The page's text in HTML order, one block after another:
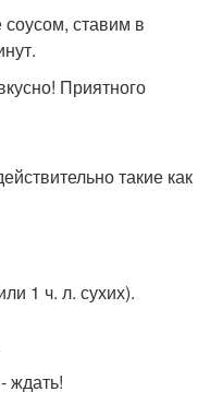
ставим в
Приятного
такие как
1 ч. л. сухих).
ждать!